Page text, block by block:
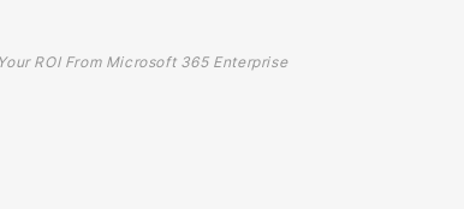
ROI From Microsoft 365 Enterprise